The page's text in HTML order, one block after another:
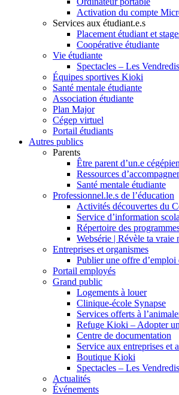
Activation du compte
Services aux étudiant.e.s
Placement étudiant et
Coopérative étudiante
Vie étudiante
Spectacles – Les
Équipes sportives Kioki
Santé mentale étudiante
Association étudiante
Plan Major
Cégep virtuel
Portail étudiants
Autres publics
Parents
Être parent d’un.e
Ressources
Santé mentale étudiante
Professionnel.le.s de l’éducation
Activités découvertes du
Service d’information
Répertoire des
Websérie | Révèle ta vraie
Entreprises et organismes
Publier une offre d’emploi
Portail employés
Grand public
Logements à louer
Clinique-école Synapse
Services offerts à
Refuge Kioki – Adopter
Centre de documentation
Service aux entreprises et
Boutique Kioki
Spectacles – Les
Actualités
Événements